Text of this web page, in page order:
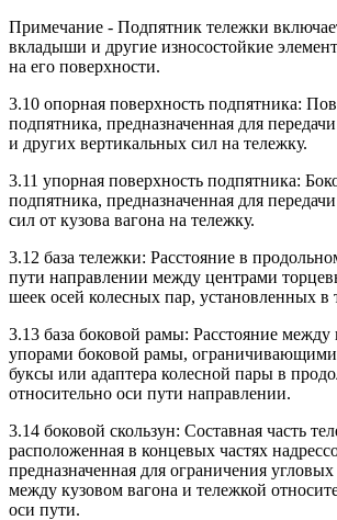
Примечание - Подпятник тележки
вкладыши и другие износостойкие
на его поверхности.
3.10 опорная поверхность подпятника:
подпятника, предназначенная для
и других вертикальных сил на тележку.
3.11 упорная поверхность подпятника:
подпятника, предназначенная для
сил от кузова вагона на тележку.
3.12 база тележки: Расстояние в
пути направлении между центрами
шеек осей колесных пар, установленных в
3.13 база боковой рамы: Расстояние
упорами боковой рамы,
буксы или адаптера колесной пары в
относительно оси пути направлении.
3.14 боковой скользун: Составная часть
расположенная в концевых частях
предназначенная для ограничения
между кузовом вагона и тележкой
оси пути.